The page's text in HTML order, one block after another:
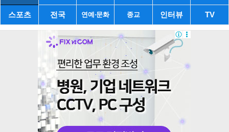
스포츠 전국 연예·문화 종교 인터뷰 TV